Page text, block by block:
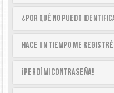
¿Por qué no puedo
Hace un tiempo me
¡Perdí mi contraseña!